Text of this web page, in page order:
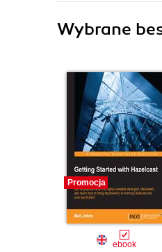
Wybrane
Promocja
ebook